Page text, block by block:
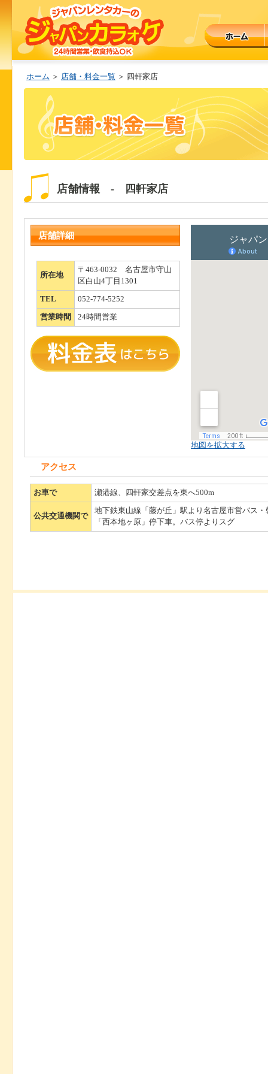
ホーム ＞ 店舗・料金一覧 ＞ 四軒家店
店舗情報 - 四軒家店
店舗詳細
所在地
〒463-0032 名古屋市守山
区白山4丁目1301
TEL 052-774-5252
営業時間 24時間営業
地図を拡大する
アクセス
お車で 瀬港線、四軒家交差点を東へ500m
公共交通機関で
地下鉄東山線「藤が丘」駅より名古屋市営バス
「西本地ヶ原」停下車。バス停よりスグ